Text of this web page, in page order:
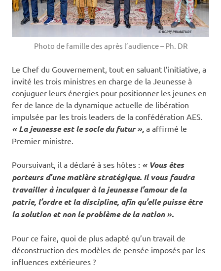
Photo de famille des après l’audience – Ph. DR
Le Chef du Gouvernement, tout en saluant l’initiative, a
invité les trois ministres en charge de la Jeunesse à
conjuguer leurs énergies pour positionner les jeunes en
fer de lance de la dynamique actuelle de libération
impulsée par les trois leaders de la confédération AES.
« La jeunesse est le socle du futur », a affirmé le
Premier ministre.
Poursuivant, il a déclaré à ses hôtes : « Vous êtes
porteurs d’une matière stratégique. Il vous faudra
travailler à inculquer à la jeunesse l’amour de la
patrie, l’ordre et la discipline, afin qu’elle puisse être
la solution et non le problème de la nation ».
Pour ce faire, quoi de plus adapté qu’un travail de
déconstruction des modèles de pensée imposés par les
influences extérieures ?